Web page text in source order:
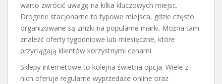
warto zwrócić uwagę na kilka kluczowych miejsc.
Drogerie stacjonarne to typowe miejsca, gdzie często
organizowane są zniżki na popularne marki. Można tam
znaleźć oferty tygodniowe lub miesięczne, które
przyciągają klientów korzystnymi cenami.
Sklepy internetowe to kolejna świetna opcja. Wiele z
nich oferuje regularne wyprzedaże online oraz